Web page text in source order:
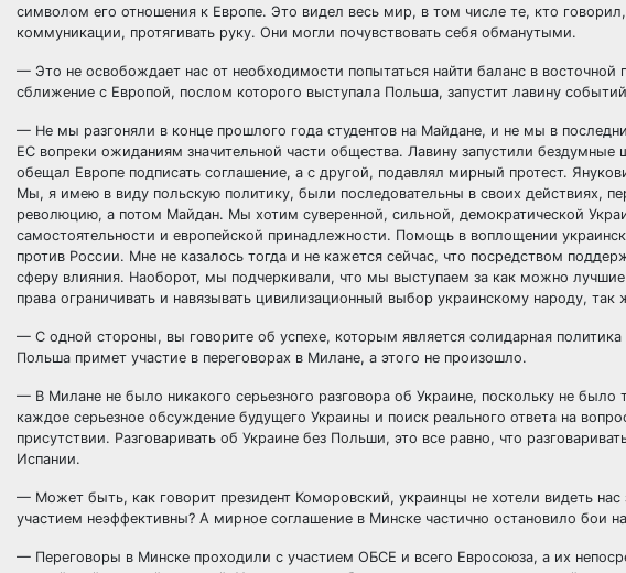
символом его отношения к Европе. Это видел весь мир, в том числе те, кто
коммуникации, протягивать руку. Они могли почувствовать себя обманутыми.
— Это не освобождает нас от необходимости попытаться найти баланс в
сближение с Европой, послом которого выступала Польша, запустит лавину
— Не мы разгоняли в конце прошлого года студентов на Майдане, и не мы в
ЕС вопреки ожиданиям значительной части общества. Лавину запустили
обещал Европе подписать соглашение, а с другой, подавлял мирный протест.
Мы, я имею в виду польскую политику, были последовательны в своих действиях,
революцию, а потом Майдан. Мы хотим суверенной, сильной, демократической
самостоятельности и европейской принадлежности. Помощь в воплощении
против России. Мне не казалось тогда и не кажется сейчас, что посредством
сферу влияния. Наоборот, мы подчеркивали, что мы выступаем за как можно
права ограничивать и навязывать цивилизационный выбор украинскому народу,
— С одной стороны, вы говорите об успехе, которым является солидарная
Польша примет участие в переговорах в Милане, а этого не произошло.
— В Милане не было никакого серьезного разговора об Украине, поскольку не
каждое серьезное обсуждение будущего Украины и поиск реального ответа на
присутствии. Разговаривать об Украине без Польши, это все равно, что
Испании.
— Может быть, как говорит президент Коморовский, украинцы не хотели видеть
участием неэффективны? А мирное соглашение в Минске частично остановило бои
— Переговоры в Минске проходили с участием ОБСЕ и всего Евросоюза, а их